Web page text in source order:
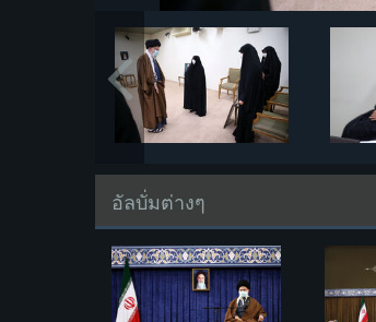
อัลบั่มต่างๆ